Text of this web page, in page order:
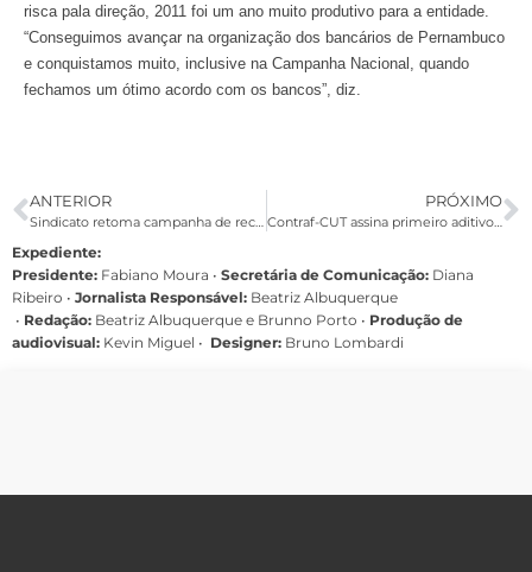
risca pala direção, 2011 foi um ano muito produtivo para a entidade.
“Conseguimos avançar na organização dos bancários de Pernambuco
e conquistamos muito, inclusive na Campanha Nacional, quando
fechamos um ótimo acordo com os bancos”, diz.
ANTERIOR
Sindicato retoma campanha de recadastramento
PRÓXIMO
Contraf-CUT assina primeiro aditivo do Banrisul à convenção coletiva
Expediente:
Presidente: Fabiano Moura • Secretária de Comunicação: Diana
Ribeiro • Jornalista Responsável: Beatriz Albuquerque
• Redação: Beatriz Albuquerque e Brunno Porto • Produção de
audiovisual: Kevin Miguel • Designer: Bruno Lombardi